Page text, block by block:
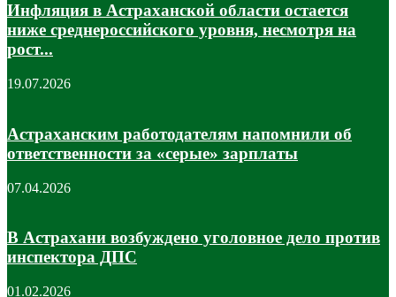
Инфляция в Астраханской области остается
ниже среднероссийского уровня, несмотря на
рост...
19.07.2026
Астраханским работодателям напомнили об
ответственности за «серые» зарплаты
07.04.2026
В Астрахани возбуждено уголовное дело против
инспектора ДПС
01.02.2026